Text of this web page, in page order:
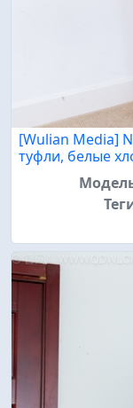
[Wulian Media]
туфли, белые